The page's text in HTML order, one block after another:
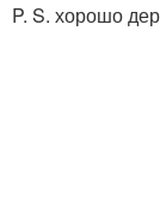
P. S. хорошо